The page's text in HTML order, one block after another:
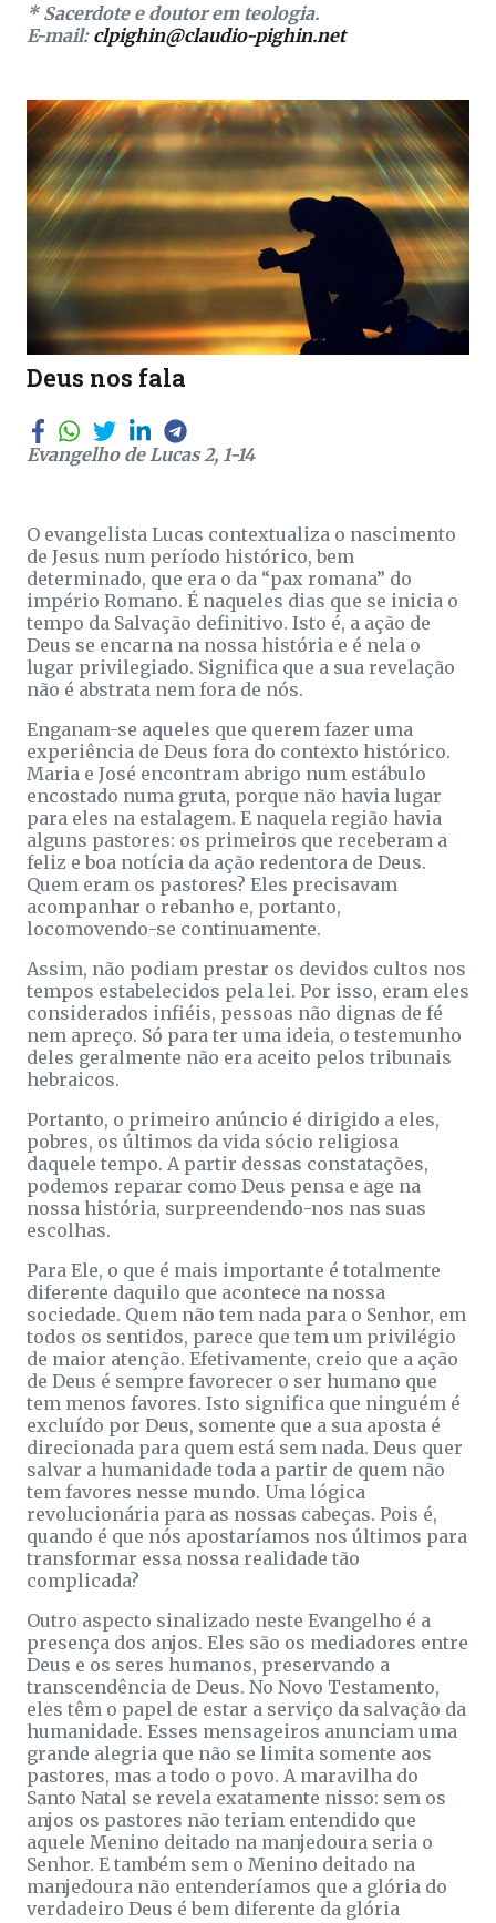
* Sacerdote e doutor em teologia.
E-mail: clpighin@claudio-pighin.net
Deus nos fala
Evangelho de Lucas 2, 1-14
O evangelista Lucas contextualiza o nascimento
de Jesus num período histórico, bem
determinado, que era o da “pax romana” do
império Romano. É naqueles dias que se inicia o
tempo da Salvação definitivo. Isto é, a ação de
Deus se encarna na nossa história e é nela o
lugar privilegiado. Significa que a sua revelação
não é abstrata nem fora de nós.
Enganam-se aqueles que querem fazer uma
experiência de Deus fora do contexto histórico.
Maria e José encontram abrigo num estábulo
encostado numa gruta, porque não havia lugar
para eles na estalagem. E naquela região havia
alguns pastores: os primeiros que receberam a
feliz e boa notícia da ação redentora de Deus.
Quem eram os pastores? Eles precisavam
acompanhar o rebanho e, portanto,
locomovendo-se continuamente.
Assim, não podiam prestar os devidos cultos nos
tempos estabelecidos pela lei. Por isso, eram eles
considerados infiéis, pessoas não dignas de fé
nem apreço. Só para ter uma ideia, o testemunho
deles geralmente não era aceito pelos tribunais
hebraicos.
Portanto, o primeiro anúncio é dirigido a eles,
pobres, os últimos da vida sócio religiosa
daquele tempo. A partir dessas constatações,
podemos reparar como Deus pensa e age na
nossa história, surpreendendo-nos nas suas
escolhas.
Para Ele, o que é mais importante é totalmente
diferente daquilo que acontece na nossa
sociedade. Quem não tem nada para o Senhor, em
todos os sentidos, parece que tem um privilégio
de maior atenção. Efetivamente, creio que a ação
de Deus é sempre favorecer o ser humano que
tem menos favores. Isto significa que ninguém é
excluído por Deus, somente que a sua aposta é
direcionada para quem está sem nada. Deus quer
salvar a humanidade toda a partir de quem não
tem favores nesse mundo. Uma lógica
revolucionária para as nossas cabeças. Pois é,
quando é que nós apostaríamos nos últimos para
transformar essa nossa realidade tão
complicada?
Outro aspecto sinalizado neste Evangelho é a
presença dos anjos. Eles são os mediadores entre
Deus e os seres humanos, preservando a
transcendência de Deus. No Novo Testamento,
eles têm o papel de estar a serviço da salvação da
humanidade. Esses mensageiros anunciam uma
grande alegria que não se limita somente aos
pastores, mas a todo o povo. A maravilha do
Santo Natal se revela exatamente nisso: sem os
anjos os pastores não teriam entendido que
aquele Menino deitado na manjedoura seria o
Senhor. E também sem o Menino deitado na
manjedoura não entenderíamos que a glória do
verdadeiro Deus é bem diferente da glória